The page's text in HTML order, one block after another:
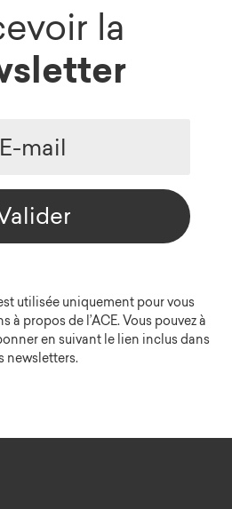
la
utilisée uniquement pour vous
propos de l’ACE. Vous pouvez à
en suivant le lien inclus dans
newsletters.